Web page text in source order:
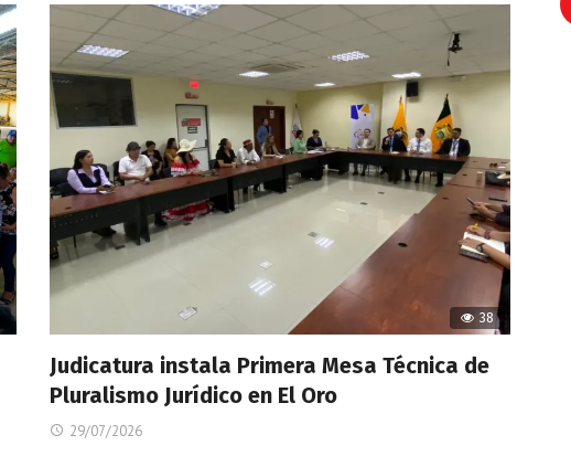
38
Judicatura instala Primera Mesa Técnica de
Pluralismo Jurídico en El Oro
29/07/2026